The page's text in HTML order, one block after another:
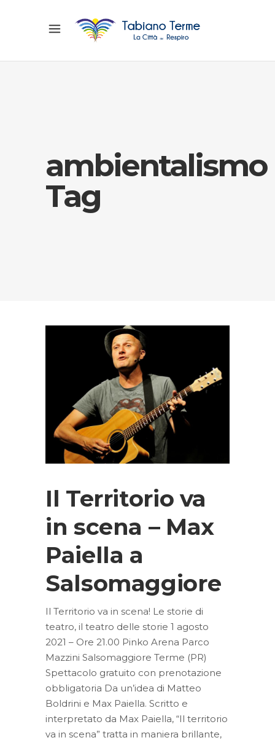
ambientalismo
Tag
Il Territorio va
in scena – Max
Paiella a
Salsomaggiore
Il Territorio va in scena! Le storie di
teatro, il teatro delle storie 1 agosto
2021 – Ore 21.00 Pinko Arena Parco
Mazzini Salsomaggiore Terme (PR)
Spettacolo gratuito con prenotazione
obbligatoria Da un’idea di Matteo
Boldrini e Max Paiella. Scritto e
interpretato da Max Paiella, “Il territorio
va in scena” tratta in maniera brillante,